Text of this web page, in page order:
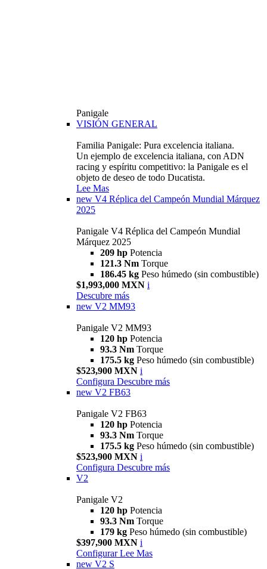
Panigale
VISIÓN GENERAL
Familia Panigale: Pura excelencia italiana.
Un ejemplo de excelencia italiana, con ADN
racing y espíritu competitivo: la Panigale es el
objeto de deseo de todo Ducatista.
Lee Mas
new V4 Réplica del Campeón Mundial Márquez
2025
Panigale V4 Réplica del Campeón Mundial
Márquez 2025
209 hp Potencia
121.3 Nm Torque
186.45 kg Peso húmedo (sin combustible)
$1,993,000 MXN i
Descubre más
new V2 MM93
Panigale V2 MM93
120 hp Potencia
93.3 Nm Torque
175.5 kg Peso húmedo (sin combustible)
$523,900 MXN i
Configura Descubre más
new V2 FB63
Panigale V2 FB63
120 hp Potencia
93.3 Nm Torque
175.5 kg Peso húmedo (sin combustible)
$523,900 MXN i
Configura Descubre más
V2
Panigale V2
120 hp Potencia
93.3 Nm Torque
179 kg Peso húmedo (sin combustible)
$397,900 MXN i
Configurar Lee Mas
new V2 S